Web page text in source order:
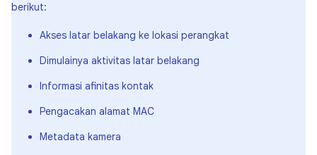
berikut:
Akses latar belakang ke lokasi perangkat
Dimulainya aktivitas latar belakang
Informasi afinitas kontak
Pengacakan alamat MAC
Metadata kamera